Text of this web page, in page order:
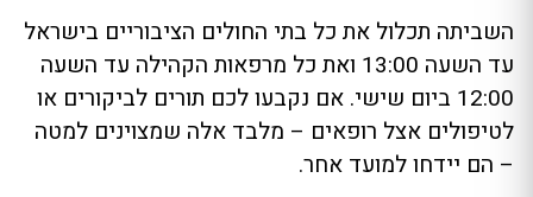
השביתה תכלול את כל בתי החולים הציבוריים בישראל
עד השעה 13:00 ואת כל מרפאות הקהילה עד השעה
12:00 ביום שישי. אם נקבעו לכם תורים לביקורים או
לטיפולים אצל רופאים – מלבד אלה שמצוינים למטה
– הם יידחו למועד אחר.